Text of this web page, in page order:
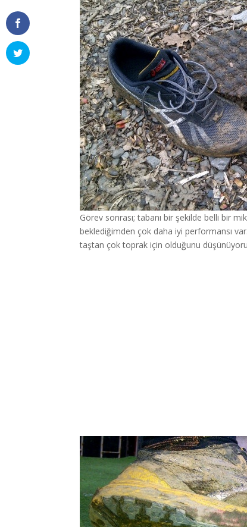
Görev sonrası; tabanı bir şekilde belli bir
beklediğimden çok daha iyi performansı
taştan çok toprak için olduğunu